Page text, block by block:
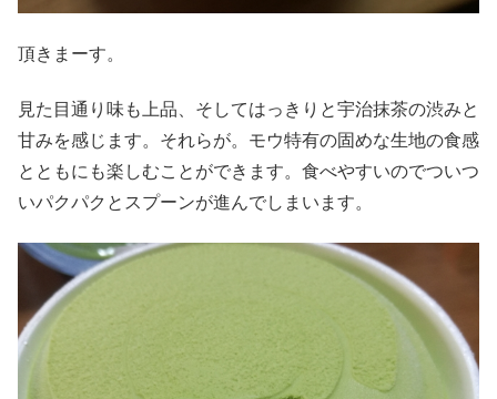
頂きまーす。
見た目通り味も上品、そしてはっきりと宇治抹茶の渋みと
甘みを感じます。それらが。モウ特有の固めな生地の食感
とともにも楽しむことができます。食べやすいのでついつ
いパクパクとスプーンが進んでしまいます。